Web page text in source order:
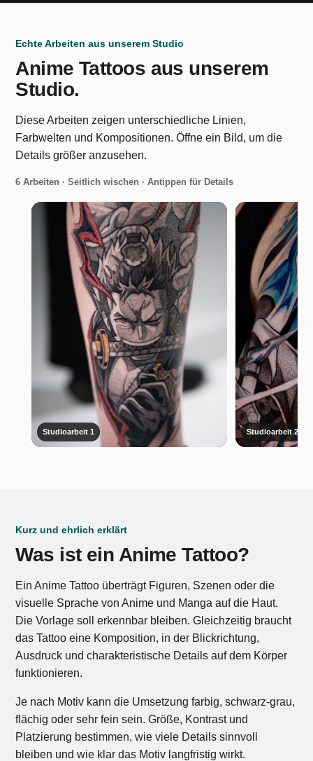
Echte Arbeiten aus unserem Studio
Anime Tattoos aus unserem
Studio.
Diese Arbeiten zeigen unterschiedliche Linien,
Farbwelten und Kompositionen. Öffne ein Bild, um die
Details größer anzusehen.
6 Arbeiten · Seitlich wischen · Antippen für Details
Studioarbeit 1 Studioarbeit 2
Kurz und ehrlich erklärt
Was ist ein Anime Tattoo?
Ein Anime Tattoo überträgt Figuren, Szenen oder die
visuelle Sprache von Anime und Manga auf die Haut.
Die Vorlage soll erkennbar bleiben. Gleichzeitig braucht
das Tattoo eine Komposition, in der Blickrichtung,
Ausdruck und charakteristische Details auf dem Körper
funktionieren.
Je nach Motiv kann die Umsetzung farbig, schwarz-grau,
flächig oder sehr fein sein. Größe, Kontrast und
Platzierung bestimmen, wie viele Details sinnvoll
bleiben und wie klar das Motiv langfristig wirkt.